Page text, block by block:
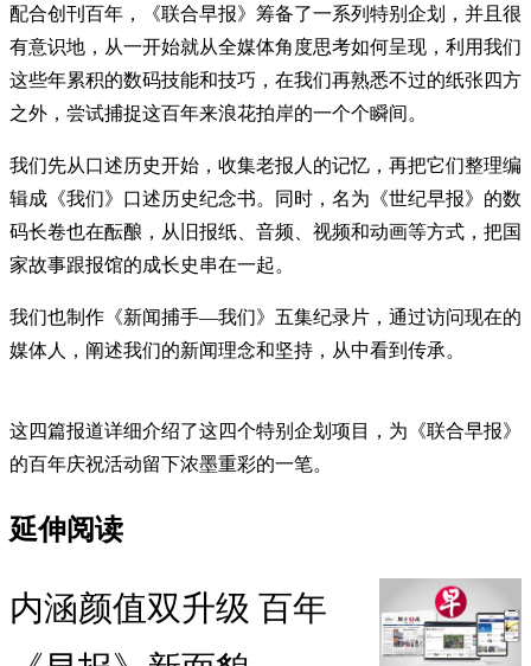
配合创刊百年，《联合早报》筹备了一系列特别企划，并且很
有意识地，从一开始就从全媒体角度思考如何呈现，利用我们
这些年累积的数码技能和技巧，在我们再熟悉不过的纸张四方
之外，尝试捕捉这百年来浪花拍岸的一个个瞬间。
我们先从口述历史开始，收集老报人的记忆，再把它们整理编
辑成《我们》口述历史纪念书。同时，名为《世纪早报》的数
码长卷也在酝酿，从旧报纸、音频、视频和动画等方式，把国
家故事跟报馆的成长史串在一起。
我们也制作《新闻捕手—我们》五集纪录片，通过访问现在的
媒体人，阐述我们的新闻理念和坚持，从中看到传承。
这四篇报道详细介绍了这四个特别企划项目，为《联合早报》
的百年庆祝活动留下浓墨重彩的一笔。
延伸阅读
内涵颜值双升级 百年